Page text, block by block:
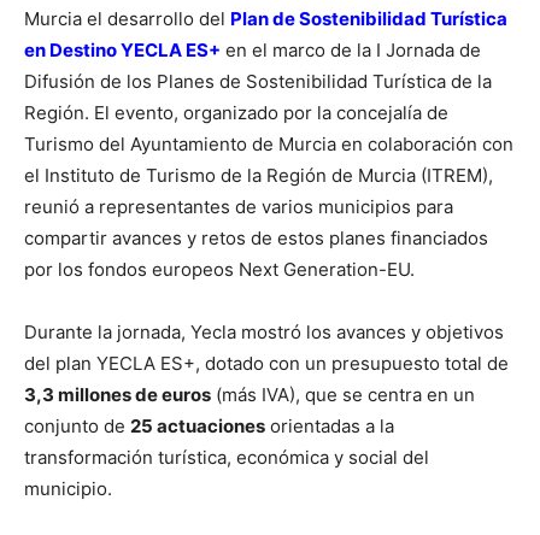
Murcia el desarrollo del Plan de Sostenibilidad Turística
en Destino YECLA ES+ en el marco de la I Jornada de
Difusión de los Planes de Sostenibilidad Turística de la
Región. El evento, organizado por la concejalía de
Turismo del Ayuntamiento de Murcia en colaboración con
el Instituto de Turismo de la Región de Murcia (ITREM),
reunió a representantes de varios municipios para
compartir avances y retos de estos planes financiados
por los fondos europeos Next Generation-EU.
Durante la jornada, Yecla mostró los avances y objetivos
del plan YECLA ES+, dotado con un presupuesto total de
3,3 millones de euros (más IVA), que se centra en un
conjunto de 25 actuaciones orientadas a la
transformación turística, económica y social del
municipio.